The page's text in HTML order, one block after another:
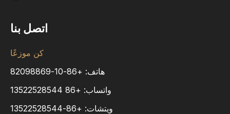
اتصل بنا
كن موزعًا
هاتف: +86-10-82098869
واتساب: +86
13522528544
ويتشات: +86-13522528544